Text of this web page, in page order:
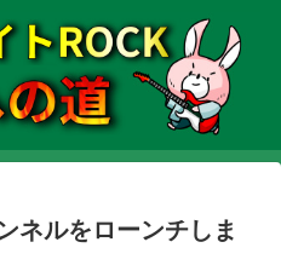
ネルをローンチしま